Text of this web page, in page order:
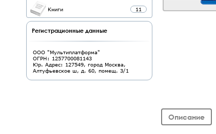
Книги 11
Регистрационные данные
ООО "Мультиплатформа"
ОГРН: 1257700081143
Юр. Адрес: 127549, город Москва,
Алтуфьевское ш, д. 60, помещ. 3/1
Описание